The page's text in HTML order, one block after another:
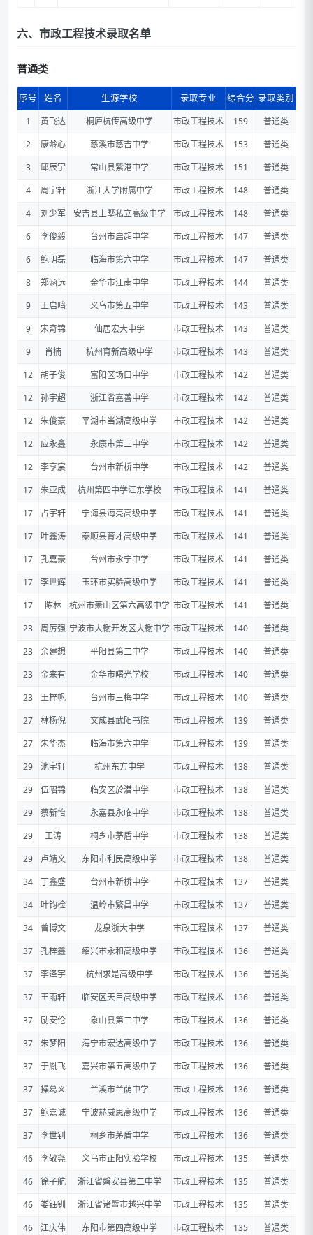
六、市政工程技术录取名单
普通类
序号 姓名 生源学校 录取专业 综合分 录取类别
1
黄飞达 桐庐杭传高级中学 市政工程技术 159
普通类
2
康龄心 慈溪市慈吉中学 市政工程技术 153
普通类
3
邱辰宇 常山县紫港中学 市政工程技术 151
普通类
4
周宇轩 浙江大学附属中学 市政工程技术 148
普通类
4
刘少军 安吉县上墅私立高级中学 市政工程技术 148
普通类
6
李俊毅 台州市启超中学 市政工程技术 147
普通类
6
鲍明磊 临海市第六中学 市政工程技术 147
普通类
8
郑涵远 金华市江南中学 市政工程技术 144
普通类
9
王启鸣 义乌市第五中学 市政工程技术 143
普通类
9
宋奇锦 仙居宏大中学 市政工程技术 143
普通类
9
肖楠 杭州育新高级中学 市政工程技术 143
普通类
12
胡子俊 富阳区场口中学 市政工程技术 142
普通类
12
孙宇超 浙江省嘉善中学 市政工程技术 142
普通类
12
朱俊豪 平湖市当湖高级中学 市政工程技术 142
普通类
12
应永鑫 永康市第二中学 市政工程技术 142
普通类
12
李亨宸 台州市新桥中学 市政工程技术 142
普通类
17
朱亚成 杭州第四中学江东学校 市政工程技术 141
普通类
17
占宇轩 宁海县海亮高级中学 市政工程技术 141
普通类
17
叶鑫涛 泰顺县育才高级中学 市政工程技术 141
普通类
17
孔嘉豪 台州市永宁中学 市政工程技术 141
普通类
17
李世辉 玉环市实验高级中学 市政工程技术 141
普通类
17
陈林 杭州市萧山区第六高级中学 市政工程技术 141
普通类
23
周厉强 宁波市大榭开发区大榭中学 市政工程技术 140
普通类
23
余建想 平阳县第二中学 市政工程技术 140
普通类
23
金来有 金华市曙光学校 市政工程技术 140
普通类
23
王梓帆 台州市三梅中学 市政工程技术 140
普通类
27
林杨倪 文成县武阳书院 市政工程技术 139
普通类
27
朱华杰 临海市第六中学 市政工程技术 139
普通类
29
池宇轩 杭州东方中学 市政工程技术 138
普通类
29
伍昭锦 临安区於潜中学 市政工程技术 138
普通类
29
蔡新怡 永嘉县永临中学 市政工程技术 138
普通类
29
王涛 桐乡市茅盾中学 市政工程技术 138
普通类
29
卢靖文 东阳市利民高级中学 市政工程技术 138
普通类
34
丁鑫盛 台州市新桥中学 市政工程技术 137
普通类
34
叶钧检 温岭市繁昌中学 市政工程技术 137
普通类
34
曾博文 龙泉浙大中学 市政工程技术 137
普通类
37
孔梓鑫 绍兴市永和高级中学 市政工程技术 136
普通类
37
李泽宇 杭州求是高级中学 市政工程技术 136
普通类
37
王雨轩 临安区天目高级中学 市政工程技术 136
普通类
37
励安伦 象山县第二中学 市政工程技术 136
普通类
37
朱梦阳 海宁市宏达高级中学 市政工程技术 136
普通类
37
于胤飞 嘉兴市第五高级中学 市政工程技术 136
普通类
37
操葛义 兰溪市兰荫中学 市政工程技术 136
普通类
37
鲍嘉诚 宁波赫威思高级中学 市政工程技术 136
普通类
37
李世钊 桐乡市茅盾中学 市政工程技术 136
普通类
46
李敬尧 义乌市正阳实验学校 市政工程技术 135
普通类
46
徐子航 浙江省磐安县第二中学 市政工程技术 135
普通类
46
娄钰钏 浙江省诸暨市越兴中学 市政工程技术 135
普通类
46
江庆伟 东阳市第四高级中学 市政工程技术 135
普通类